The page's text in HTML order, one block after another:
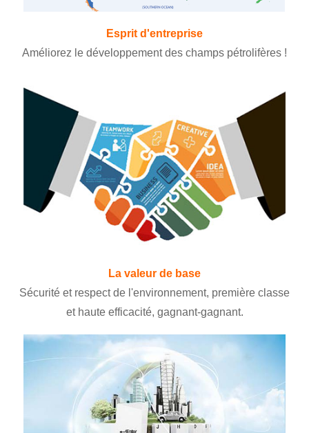
Esprit d'entreprise
Améliorez le développement des champs pétrolifères !
La valeur de base
Sécurité et respect de l'environnement, première classe
et haute efficacité, gagnant-gagnant.